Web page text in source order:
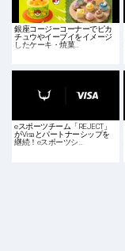
銀座コージーコーナーでピカ
チュウやイーブイをイメージ
したケーキ・焼菓…
eスポーツチーム「REJECT」
がVisaとパートナーシップを
継続！eスポーツシ…